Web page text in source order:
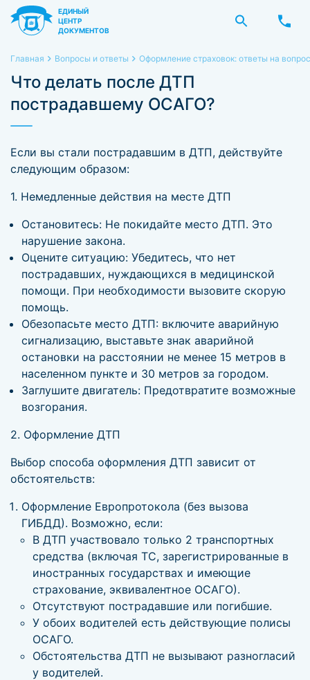
ЕДИНЫЙ
ЦЕНТР
ДОКУМЕНТОВ
Главная Вопросы и ответы Оформление страховок: ответы на
Что делать после ДТП
пострадавшему ОСАГО?
Если вы стали пострадавшим в ДТП, действуйте
следующим образом:
1. Немедленные действия на месте ДТП
Остановитесь: Не покидайте место ДТП. Это
нарушение закона.
Оцените ситуацию: Убедитесь, что нет
пострадавших, нуждающихся в медицинской
помощи. При необходимости вызовите скорую
помощь.
Обезопасьте место ДТП: включите аварийную
сигнализацию, выставьте знак аварийной
остановки на расстоянии не менее 15 метров в
населенном пункте и 30 метров за городом.
Заглушите двигатель: Предотвратите возможные
возгорания.
2. Оформление ДТП
Выбор способа оформления ДТП зависит от
обстоятельств:
Оформление Европротокола (без вызова
ГИБДД). Возможно, если:
В ДТП участвовало только 2 транспортных
средства (включая ТС, зарегистрированные в
иностранных государствах и имеющие
страхование, эквивалентное ОСАГО).
Отсутствуют пострадавшие или погибшие.
У обоих водителей есть действующие полисы
ОСАГО.
Обстоятельства ДТП не вызывают разногласий
у водителей.